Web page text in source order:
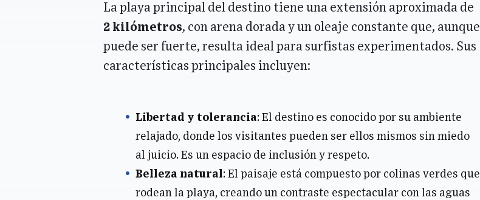
La playa principal del destino tiene una extensión aproximada de
2 kilómetros, con arena dorada y un oleaje constante que, aunque
puede ser fuerte, resulta ideal para surfistas experimentados. Sus
características principales incluyen:
Libertad y tolerancia: El destino es conocido por su ambiente
relajado, donde los visitantes pueden ser ellos mismos sin miedo
al juicio. Es un espacio de inclusión y respeto.
Belleza natural: El paisaje está compuesto por colinas verdes que
rodean la playa, creando un contraste espectacular con las aguas